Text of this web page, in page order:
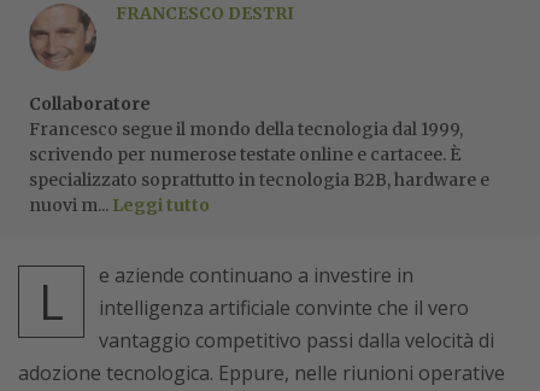
FRANCESCO DESTRI
Collaboratore
Francesco segue il mondo della tecnologia dal 1999,
scrivendo per numerose testate online e cartacee. È
specializzato soprattutto in tecnologia B2B, hardware e
nuovi m... Leggi tutto
L
e aziende continuano a investire in
intelligenza artificiale convinte che il vero
vantaggio competitivo passi dalla velocità di
adozione tecnologica. Eppure, nelle riunioni operative